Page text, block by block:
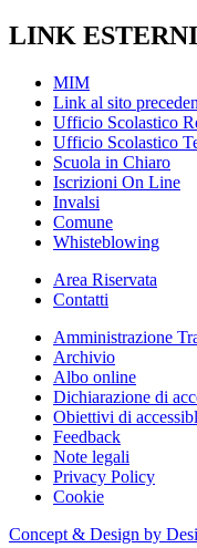
LINK ESTERNI
MIM
Link al sito
Ufficio Scolastico
Ufficio Scolastico
Scuola in Chiaro
Iscrizioni On Line
Invalsi
Comune
Whisteblowing
Area Riservata
Contatti
Amministrazione
Archivio
Albo online
Dichiarazione di
Obiettivi di
Feedback
Note legali
Privacy Policy
Cookie
Concept & Design by